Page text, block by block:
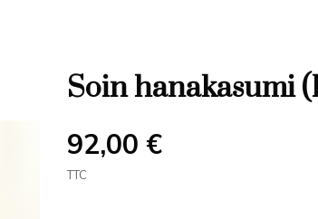
Soin hanakasumi
92,00 €
TTC